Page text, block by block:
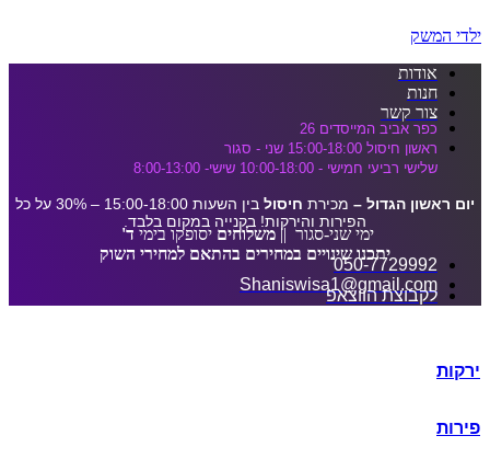
ילדי המשק
אודות
חנות
צור קשר
כפר אביב המייסדים 26
ראשון חיסול 15:00-18:00 שני - סגור
שלישי רביעי חמישי - 10:00-18:00 שישי- 8:00-13:00
יום ראשון הגדול – מכירת חיסול
בין השעות 15:00-18:00 – 30% על כל
הפירות והירקות! בקנייה במקום בלבד.
ימי שני-סגור ||משלוחים יסופקו בימי ד'
יתכנו שינויים במחירים בהתאם למחירי השוק
050-7729992
Shaniswisa1@gmail.com
לקבוצת הווצאפ
ירקות
פירות